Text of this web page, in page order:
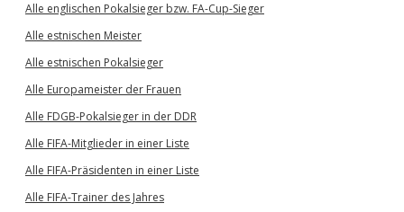
Alle englischen Pokalsieger bzw. FA-Cup-Sieger
Alle estnischen Meister
Alle estnischen Pokalsieger
Alle Europameister der Frauen
Alle FDGB-Pokalsieger in der DDR
Alle FIFA-Mitglieder in einer Liste
Alle FIFA-Präsidenten in einer Liste
Alle FIFA-Trainer des Jahres